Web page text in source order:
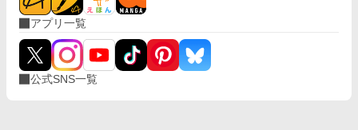
アプリ一覧
公式SNS一覧